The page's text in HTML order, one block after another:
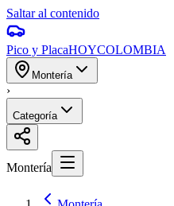
Saltar al contenido
Pico y PlacaHOYCOLOMBIA
Montería
›
Categoría
Montería